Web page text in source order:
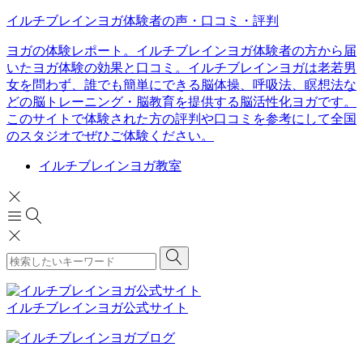
イルチブレインヨガ体験者の声・口コミ・評判
ヨガの体験レポート。イルチブレインヨガ体験者の方から届
いたヨガ体験の効果と口コミ。イルチブレインヨガは老若男
女を問わず、誰でも簡単にできる脳体操、呼吸法、瞑想法な
どの脳トレーニング・脳教育を提供する脳活性化ヨガです。
このサイトで体験された方の評判や口コミを参考にして全国
のスタジオでぜひご体験ください。
イルチブレインヨガ教室
イルチブレインヨガ公式サイト